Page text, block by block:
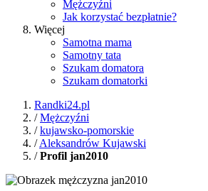
Mężczyźni
Jak korzystać bezpłatnie?
Więcej
Samotna mama
Samotny tata
Szukam domatora
Szukam domatorki
Randki24.pl
/Mężczyźni
/kujawsko-pomorskie
/Aleksandrów Kujawski
/Profil jan2010